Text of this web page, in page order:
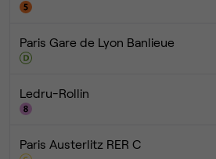
Paris Gare de Lyon Banlieue
Ledru-Rollin
Paris Austerlitz RER C